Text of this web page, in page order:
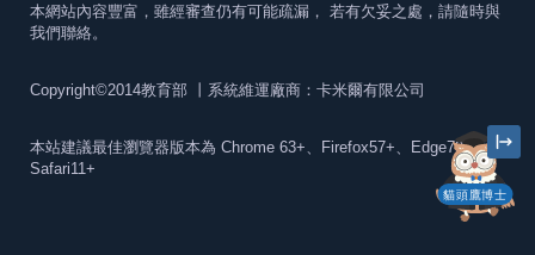
貓頭鷹博士
本網站內容豐富，雖經審查仍有可能疏漏， 若有欠妥之處，請隨時與
我們聯絡。
Copyright©2014教育部 丨系統維運廠商：卡米爾有限公司
本站建議最佳瀏覽器版本為 Chrome 63+、Firefox57+、Edge79+及
Safari11+